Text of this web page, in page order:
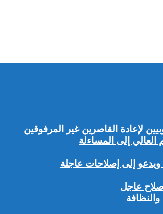
لإعادة القاصرين غير المرفوقين
إلى المساءلة
إلى إصلاحات عاجلة
عاجل